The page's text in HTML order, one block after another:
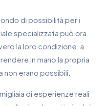
di possibilità per i
specializzata può ora
la loro condizione, a
in mano la propria
non erano possibili.
di esperienze reali